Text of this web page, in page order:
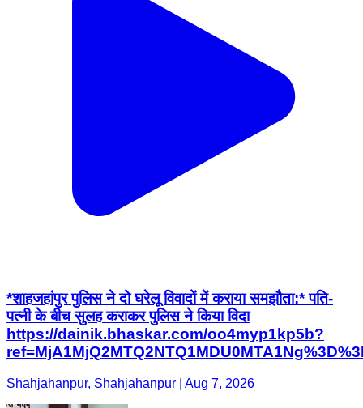
*शाहजहांपुर पुलिस ने दो घरेलू विवादों में कराया समझौता:* पति-
पत्नी के बीच सुलह कराकर पुलिस ने किया विदा
https://dainik.bhaskar.com/oo4myp1kp5b?
Shahjahanpur, Shahjahanpur | Aug 7, 2026